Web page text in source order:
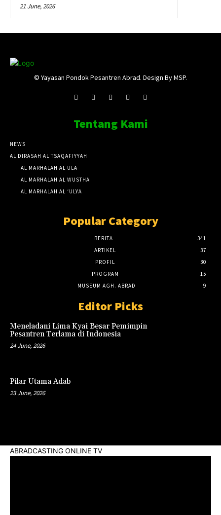
21 June, 2026
© Yayasan Pondok Pesantren Abrad. Design By MSP.
Tentang Kami
NEWS
AL DIRASAH AL TSAQAFIYYAH
AL MARHALAH AL ULA
AL MARHALAH AL WUSTHA
AL MARHALAH AL ‘ULYA
Popular Category
BERITA
341
ARTIKEL
37
PROFIL
30
PROGRAM
15
MUSEUM AGH. ABRAD
9
Editor Picks
Meneladani Lima Kyai Besar Pemimpin
Pesantren Terlama di Indonesia
24 June, 2026
Pilar Utama Adab
23 June, 2026
ABRADCASTING ONLINE TV